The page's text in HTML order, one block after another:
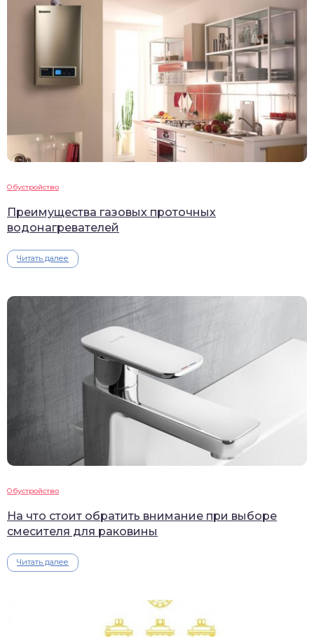
Обустройство
Преимущества газовых проточных
водонагревателей
Читать далее
Обустройство
На что стоит обратить внимание при выборе
смесителя для раковины
Читать далее